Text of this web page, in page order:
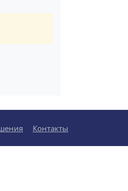
Контакты